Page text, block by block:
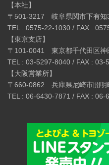
【本社】
〒501-3217 岐阜県関市下有知
TEL : 0575-22-1030 / FAX :
【東京支店】
〒101-0041 東京都千代田区
TEL : 03-5297-8040 / FAX : 03-
【大阪営業所】
〒660-0862 兵庫県尼崎市開
TEL : 06-6430-7871 / FAX : 06-